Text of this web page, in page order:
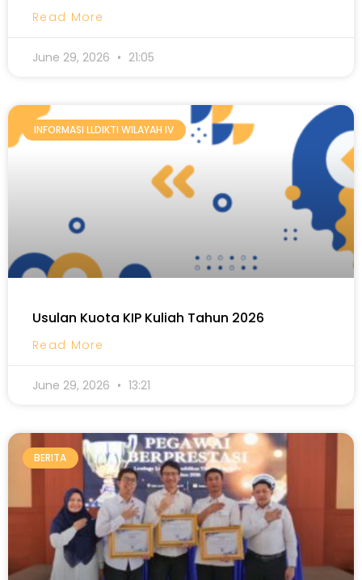
Read More
June 29, 2026 21:05
INFORMASI LLDIKTI WILAYAH IV
Usulan Kuota KIP Kuliah Tahun 2026
Read More
June 29, 2026 13:21
BERITA